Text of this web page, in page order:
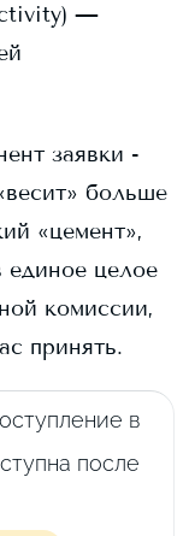
—
заявки -
больше
«цемент»,
целое
комиссии,
принять.
в
после